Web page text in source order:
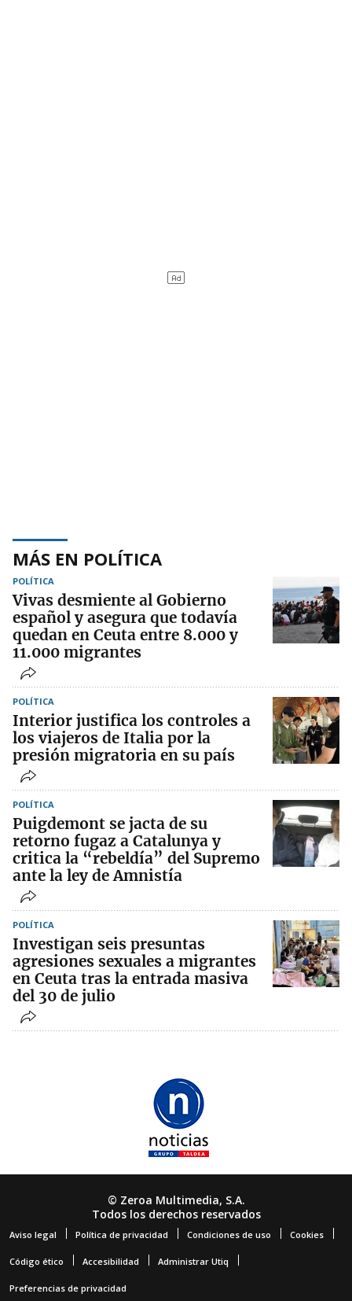
MÁS EN POLÍTICA
POLÍTICA
Vivas desmiente al Gobierno
español y asegura que todavía
quedan en Ceuta entre 8.000 y
11.000 migrantes
POLÍTICA
Interior justifica los controles a
los viajeros de Italia por la
presión migratoria en su país
POLÍTICA
Puigdemont se jacta de su
retorno fugaz a Catalunya y
critica la “rebeldía” del Supremo
ante la ley de Amnistía
POLÍTICA
Investigan seis presuntas
agresiones sexuales a migrantes
en Ceuta tras la entrada masiva
del 30 de julio
© Zeroa Multimedia, S.A.
Todos los derechos reservados
Aviso legal Política de privacidad Condiciones de uso Cookies
Código ético Accesibilidad Administrar Utiq
Preferencias de privacidad